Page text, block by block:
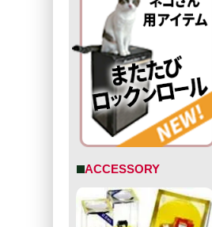
ACCESSORY